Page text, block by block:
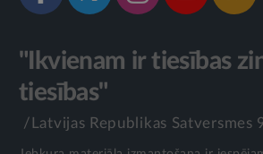
"Ikvienam ir tiesības
tiesības"
/Latvijas Republikas Satversmes